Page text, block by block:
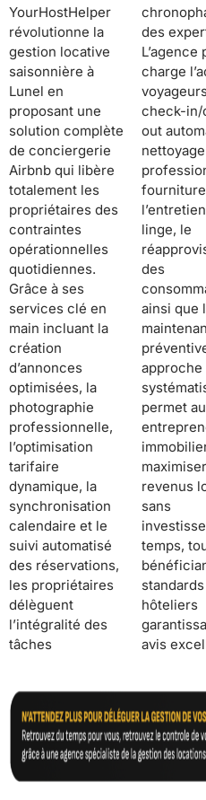
YourHostHelper
révolutionne la
gestion locative
saisonnière à
Lunel en
proposant une
solution complète
de conciergerie
Airbnb qui libère
totalement les
propriétaires des
contraintes
opérationnelles
quotidiennes.
Grâce à ses
services clé en
main incluant la
création
d’annonces
optimisées, la
photographie
professionnelle,
l’optimisation
tarifaire
dynamique, la
synchronisation
calendaire et le
suivi automatisé
des réservations,
les propriétaires
délèguent
l’intégralité des
tâches
chronophages à
des experts.
L’agence prend en
charge l’accueil
voyageurs 24/7, le
check-in/check-
out automatisé, le
nettoyage
professionnel, la
fourniture et
l’entretien du
linge, le
réapprovisionnement
des
consommables
ainsi que la
maintenance
préventive. Cette
approche
systématisée
permet aux
entrepreneurs
immobiliers de
maximiser leurs
revenus locatifs
sans
investissement
temps, tout en
bénéficiant de
standards
hôteliers
garantissant des
avis excellents et
un
positionnement
haut de gamme.
Le service de
conciergerie
premium 24/7
assure une
assistance
continue tant pour
les voyageurs que
pour les
propriétaires,
éliminant le stress
des urgences et
des imprévus.
YourHostHelper
transforme ainsi
chaque location
en investissement
passif rentable,
permettant aux
propriétaires de
développer leur
portefeuille
immobilier
pendant que leurs
biens
fonctionnent en
pilote automatique
avec des revenus
sécurisés et